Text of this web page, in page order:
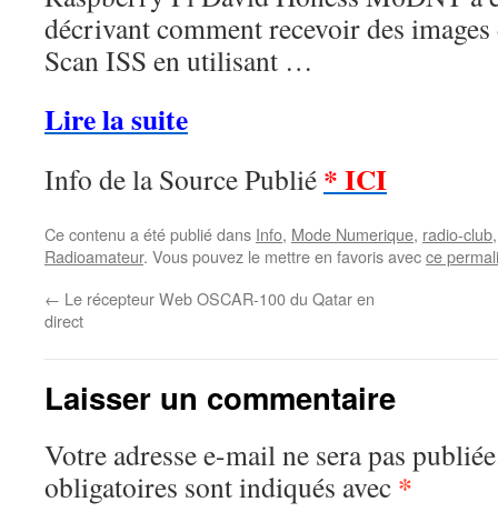
décrivant comment recevoir des
Scan ISS en utilisant …
Lire la suite
Info de la Source Publié * ICI
Ce contenu a été publié dans Info, Mode Numerique, radio-club
Radioamateur. Vous pouvez le mettre en favoris avecce
← Le récepteur Web OSCAR-100 du Qatar en
direct
Laisser un commentaire
Votre adresse e-mail ne sera pas
obligatoires sont indiqués avec *